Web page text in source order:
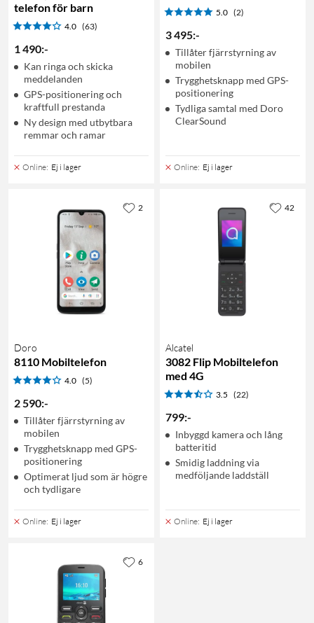
telefon för barn
4.0 (63)
1 490:-
Kan ringa och skicka
meddelanden
GPS-positionering och
kraftfull prestanda
Ny design med utbytbara
remmar och ramar
Online: Ej i lager
5.0 (2)
3 495:-
Tillåter fjärrstyrning av
mobilen
Trygghetsknapp med GPS-
positionering
Tydliga samtal med Doro
ClearSound
Online: Ej i lager
Doro
8110 Mobiltelefon
4.0 (5)
2 590:-
Tillåter fjärrstyrning av
mobilen
Trygghetsknapp med GPS-
positionering
Optimerat ljud som är högre
och tydligare
Online: Ej i lager
2
Alcatel
3082 Flip Mobiltelefon
med 4G
3.5 (22)
799:-
Inbyggd kamera och lång
batteritid
Smidig laddning via
medföljande laddställ
Online: Ej i lager
42
6